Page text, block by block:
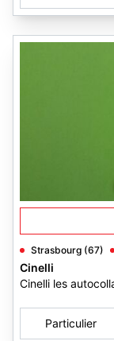
Strasbourg (67)
Cinelli
Cinelli les
Particulier